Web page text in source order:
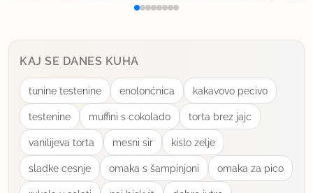
KAJ SE DANES KUHA
tunine testenine enolonćnica kakavovo pecivo
testenine muffini s cokolado torta brez jajc
vanilijeva torta mesni sir kislo zelje
sladke cesnje omaka s šampinjoni omaka za pico